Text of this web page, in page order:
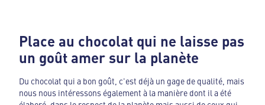
Place au chocolat qui ne laisse pas
un goût amer sur la planète
Du chocolat qui a bon goût, c'est déjà un gage de qualité, mais
nous nous intéressons également à la manière dont il a été